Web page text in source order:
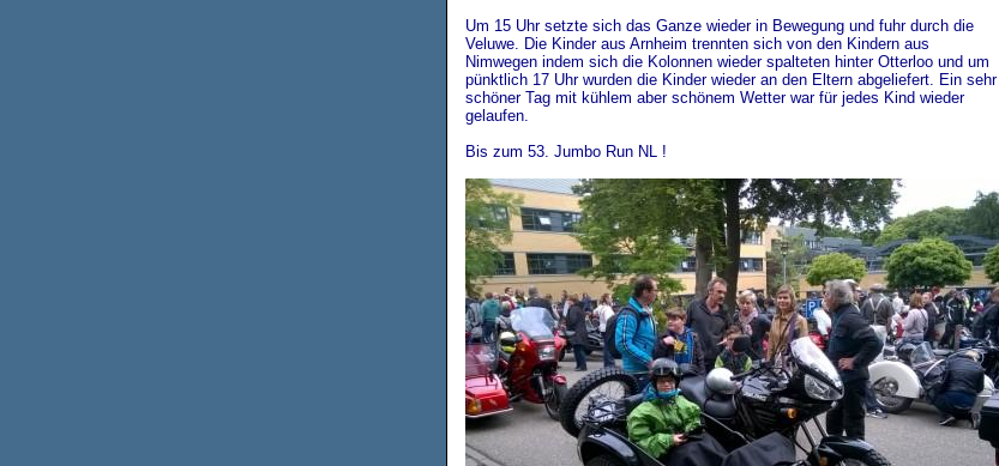
Um 15 Uhr setzte sich das Ganze wieder in Bewegung und fuhr durch die
Veluwe. Die Kinder aus Arnheim trennten sich von den Kindern aus
Nimwegen indem sich die Kolonnen wieder spalteten hinter Otterloo und um
pünktlich 17 Uhr wurden die Kinder wieder an den Eltern abgeliefert. Ein sehr
schöner Tag mit kühlem aber schönem Wetter war für jedes Kind wieder
gelaufen.
Bis zum 53. Jumbo Run NL !